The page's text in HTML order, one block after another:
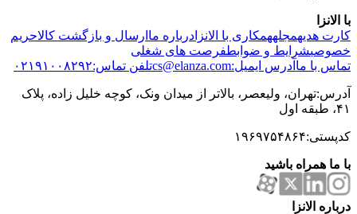
با الانزا
کارت هدیهمجلههمکاری با الانزا درباره ما ارسال و بازگشت کالاحریم
خصوصیشرایط و ضوابطفرصت های شغلی
تماس با ما آدرس ایمیل:cs@elanza.com تلفن تماس:۰۲۱۹۱۰۰۸۲۹۲
آدرس:تهران، ولیعصر، بالاتر از میدان ونک، کوچه خلیل زاده، پلاک
۴۱، طبقه اول
کدپستی:۱۹۶۹۷۵۴۸۶۴
با ما همراه باشید
درباره الانزا